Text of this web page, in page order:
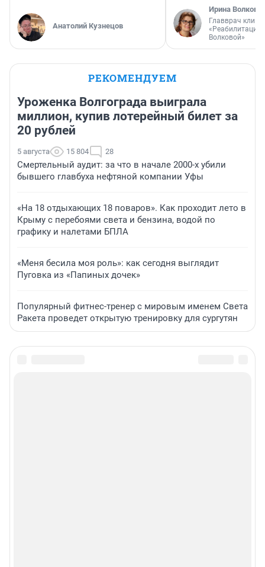
Анатолий Кузнецов
Ирина Волкова
Главврач
«Реабилитация
Волковой»
РЕКОМЕНДУЕМ
Уроженка Волгограда выиграла
миллион, купив лотерейный билет за
20 рублей
5 августа 15 804 28
Смертельный аудит: за что в начале 2000-х убили
бывшего главбуха нефтяной компании Уфы
«На 18 отдыхающих 18 поваров». Как проходит лето в
Крыму с перебоями света и бензина, водой по
графику и налетами БПЛА
«Меня бесила моя роль»: как сегодня выглядит
Пуговка из «Папиных дочек»
Популярный фитнес-тренер с мировым именем Света
Ракета проведет открытую тренировку для сургутян